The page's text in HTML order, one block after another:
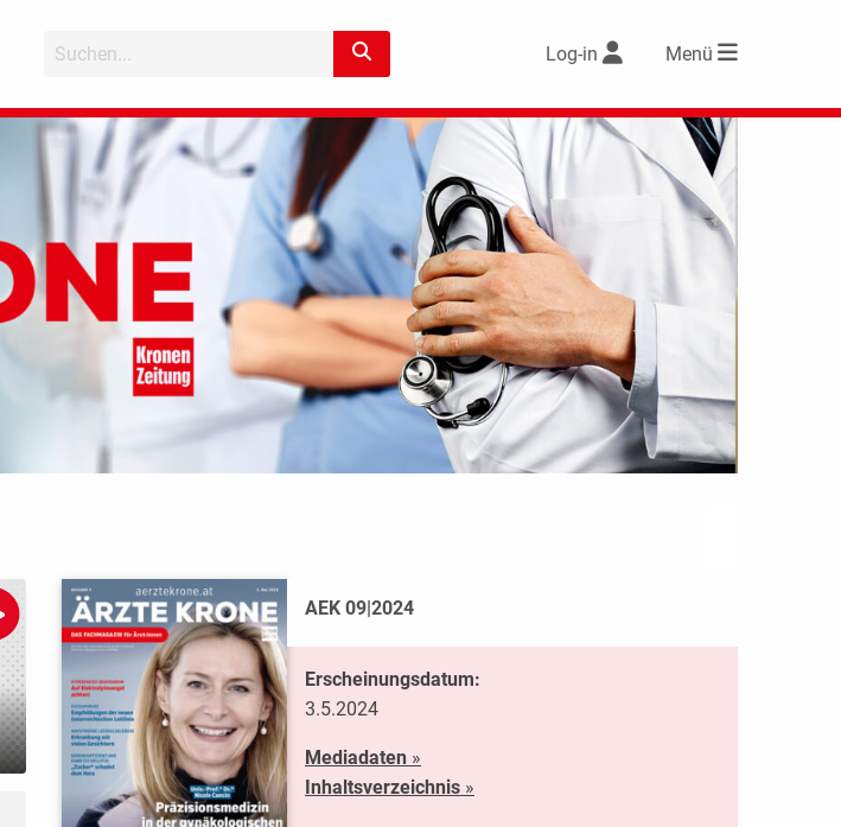
Log-in Menü
AEK 09|2024
Erscheinungsdatum:
3.5.2024
Mediadaten»
Inhaltsverzeichnis»